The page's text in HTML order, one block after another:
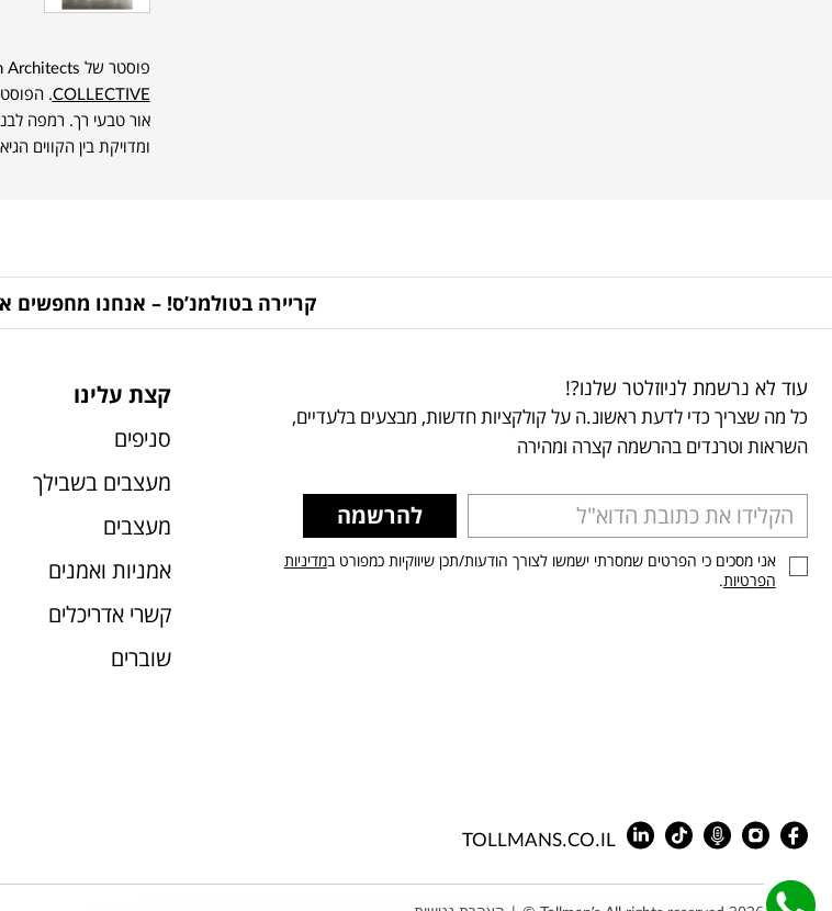
פוסטר של Norm Architects, סטודיו דני לעיצוב רב-תחומי, מתוך האוסף של
COLLECTIVE
אור טבעי רך. רמפה
ומדויקת בין הקווים
קריירה בטולמנ’ס! – אנחנו מחפשים
עוד לא נרשמת לניוזלטר שלנו?!
כל מה שצריך כדי לדעת ראשונ.ה על קולקציות חדשות, מבצעים בלעדיים,
השראות וטרנדים בהרשמה קצרה ומהירה
להרשמה
אני מסכים כי הפרטים שמסרתי ישמשו לצורך הודעות/תכן שיווקיות כמפורט במדיניות
הפרטיות.
TOLLMANS.CO.IL
קצת עלינו
סניפים
מעצבים בשבילך
מעצבים
אמניות ואמנים
קשרי אדריכלים
שוברים